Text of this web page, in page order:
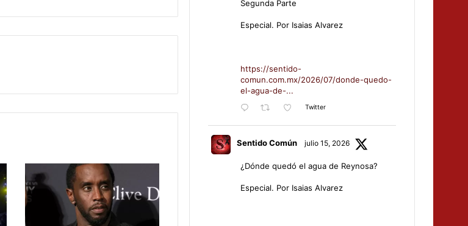
Segunda Parte
Especial. Por Isaias Alvarez
https://sentido-
comun.com.mx/2026/07/donde-quedo-
el-agua-de-...
Twitter
Sentido Común julio 15, 2026
¿Dónde quedó el agua de Reynosa?
Especial. Por Isaias Alvarez